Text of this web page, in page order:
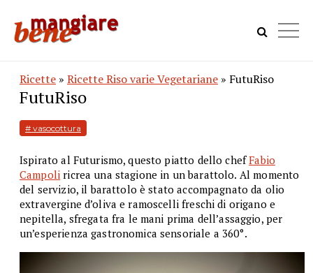
Ricette » Ricette Riso varie Vegetariane » FutuRiso
FutuRiso
# vasocottura
Ispirato al Futurismo, questo piatto dello chefFabio
Campoli ricrea una stagione in un barattolo. Al momento
del servizio, il barattolo è stato accompagnato da olio
extravergine d’oliva e ramoscelli freschi di origano e
nepitella, sfregata fra le mani prima dell’assaggio, per
un’esperienza gastronomica sensoriale a 360°.